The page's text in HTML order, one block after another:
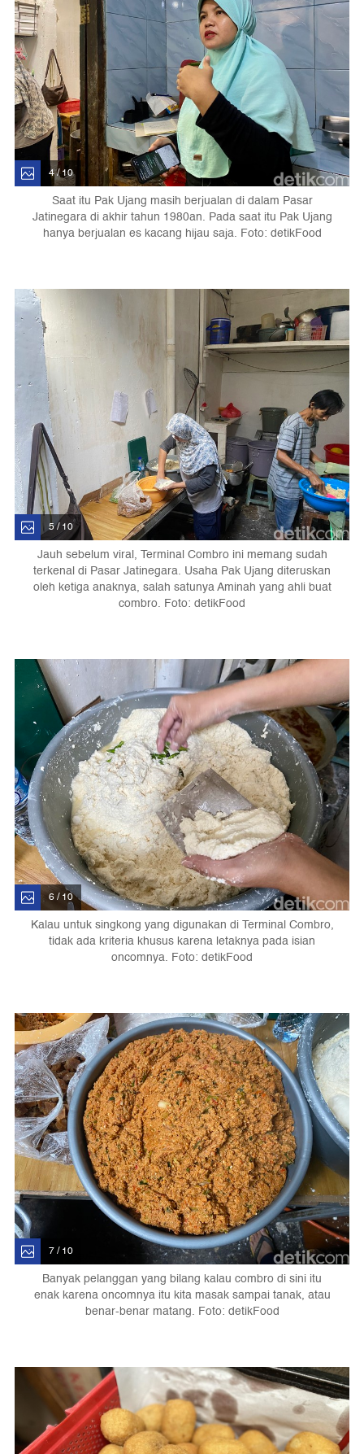
4 / 10
Saat itu Pak Ujang masih berjualan di dalam Pasar
Jatinegara di akhir tahun 1980an. Pada saat itu Pak Ujang
hanya berjualan es kacang hijau saja. Foto: detikFood
5 / 10
Jauh sebelum viral, Terminal Combro ini memang sudah
terkenal di Pasar Jatinegara. Usaha Pak Ujang diteruskan
oleh ketiga anaknya, salah satunya Aminah yang ahli buat
combro. Foto: detikFood
6 / 10
Kalau untuk singkong yang digunakan di Terminal Combro,
tidak ada kriteria khusus karena letaknya pada isian
oncomnya. Foto: detikFood
7 / 10
Banyak pelanggan yang bilang kalau combro di sini itu
enak karena oncomnya itu kita masak sampai tanak, atau
benar-benar matang. Foto: detikFood